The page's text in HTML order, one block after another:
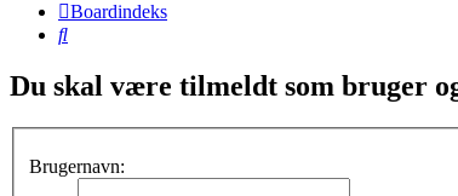
Boardindeks
Søg
Du skal være tilmeldt som bruger
Brugernavn: